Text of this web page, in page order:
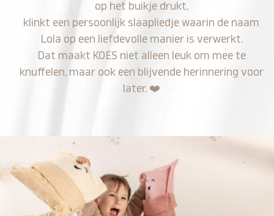
op het buikje drukt,
klinkt een persoonlijk slaapliedje waarin de naam
Lola op een liefdevolle manier is verwerkt.
Dat maakt KOES niet alleen leuk om mee te
knuffelen, maar ook een blijvende herinnering voor
later. ❤️